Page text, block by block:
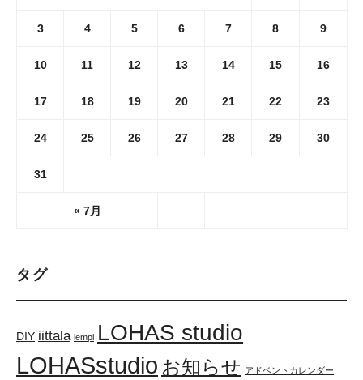
« 7月
3 4 5 6 7 8 9
10 11 12 13 14 15 16
17 18 19 20 21 22 23
24 25 26 27 28 29 30
31
タグ
DIY iittala lempi LOHAS studio
LOHASstudio お知らせ アドベントカレンダー